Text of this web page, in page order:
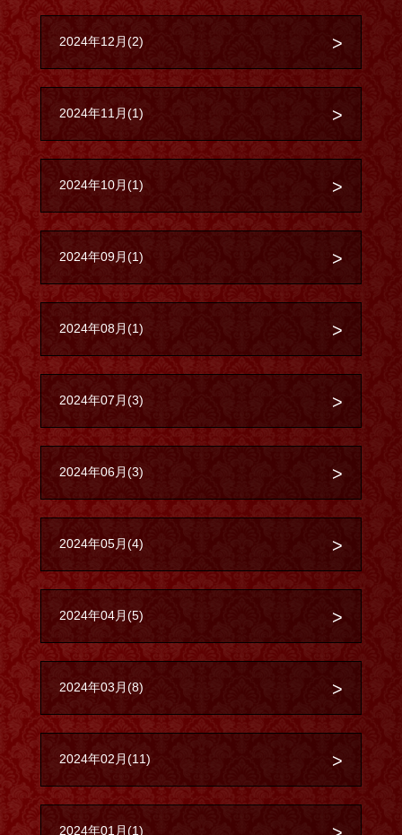
2024年12月(2)
2024年11月(1)
2024年10月(1)
2024年09月(1)
2024年08月(1)
2024年07月(3)
2024年06月(3)
2024年05月(4)
2024年04月(5)
2024年03月(8)
2024年02月(11)
2024年01月(1)